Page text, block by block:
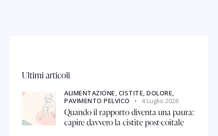
Ultimi articoli
ALIMENTAZIONE, CISTITE, DOLORE,
PAVIMENTO PELVICO
4 Luglio 2026
Quando il rapporto diventa una paura:
capire davvero la cistite post-coitale